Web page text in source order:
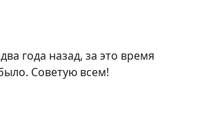
года назад, за это время
Советую всем!